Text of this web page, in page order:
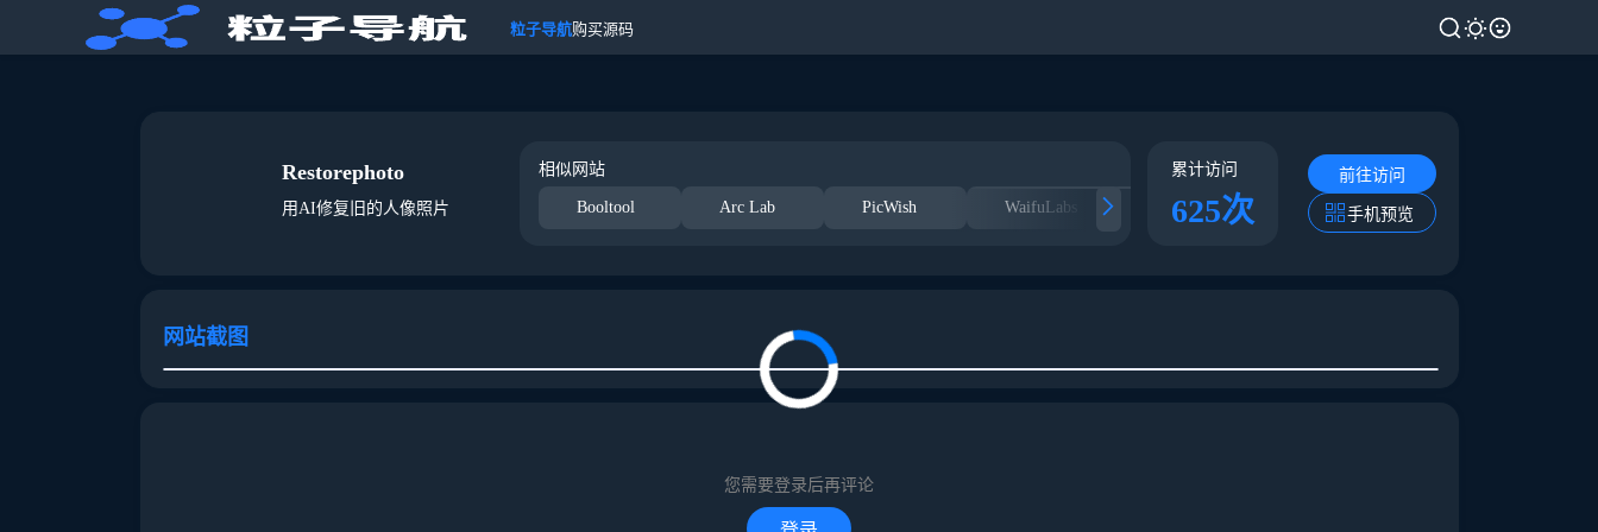
粒子导航购买源码
Restorephoto
用AI修复旧的人像照片
相似网站
Booltool Arc Lab PicWish WaifuLabs Change Style AI Upscayl
累计访问
625次
前往访问
手机预览
网站截图
您需要登录后再评论